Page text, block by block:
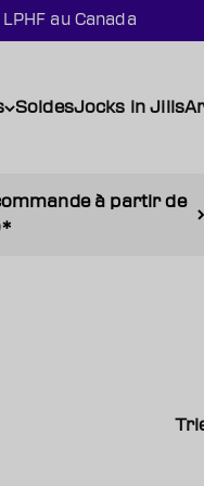
au Canada
SoldesJocks in Jills
à partir de